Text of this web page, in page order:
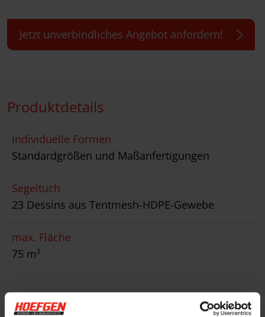
Jetzt unverbindliches Angebot anfordern!
Produktdetails
Individuelle Formen
Standardgrößen und Maßanfertigungen
Segeltuch
23 Dessins aus Tentmesh-HDPE-Gewebe
max. Fläche
75 m²